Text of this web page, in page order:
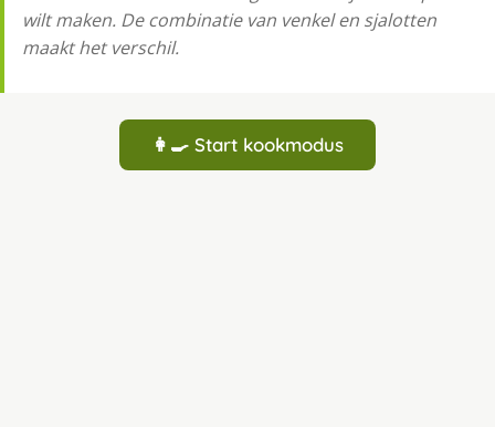
wilt maken. De combinatie van venkel en sjalotten
maakt het verschil.
👩‍🍳 Start kookmodus